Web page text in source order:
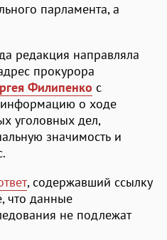
парламента, а
редакция направляла
прокурора
Филипенко с
информацию о ходе
уголовных дел,
значимость и
, содержавший ссылку
что данные
не подлежат